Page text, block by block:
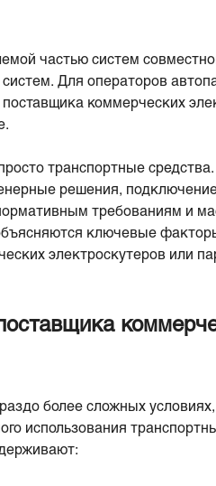
частью систем
Для операторов
коммерческих
транспортные
решения,
требованиям и
ключевые
электроскутеров или
более сложных
использования